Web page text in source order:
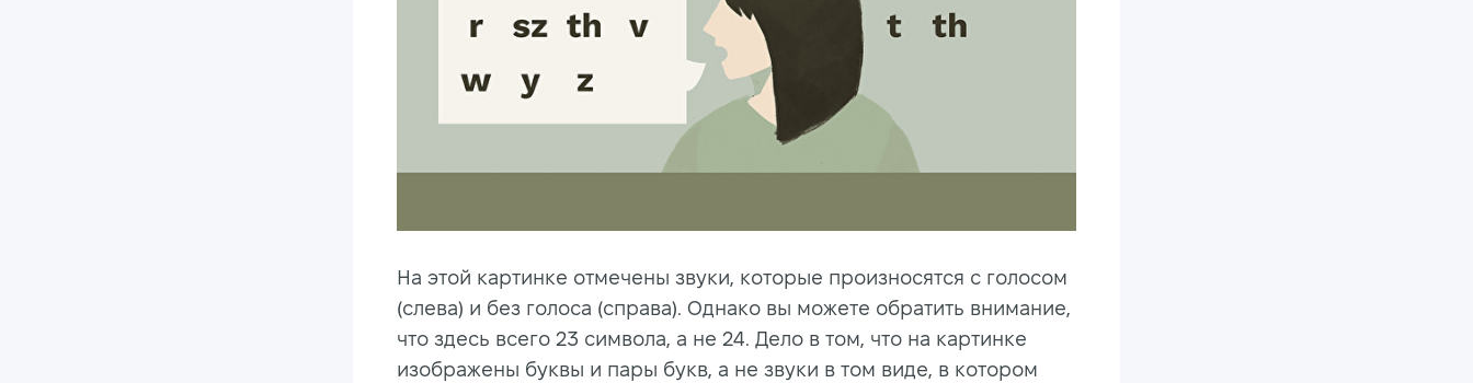
На этой картинке отмечены звуки, которые произносятся с голосом
(слева) и без голоса (справа). Однако вы можете обратить внимание,
что здесь всего 23 символа, а не 24. Дело в том, что на картинке
изображены буквы и пары букв, а не звуки в том виде, в котором